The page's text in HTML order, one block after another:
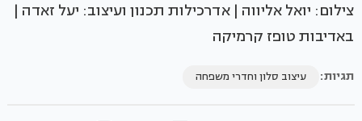
צילום: יואל אליווה | אדרכילות תכנון ועיצוב: יעל זאדה |
באדיבות טופז קרמיקה
תגיות: עיצוב סלון וחדרי משפחה